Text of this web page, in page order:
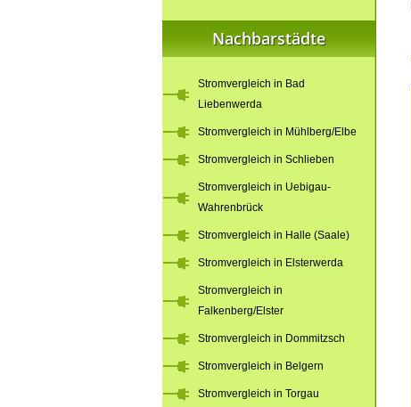
Nachbarstädte
Stromvergleich in Bad
Liebenwerda
Stromvergleich in Mühlberg/Elbe
Stromvergleich in Schlieben
Stromvergleich in Uebigau-
Wahrenbrück
Stromvergleich in Halle (Saale)
Stromvergleich in Elsterwerda
Stromvergleich in
Falkenberg/Elster
Stromvergleich in Dommitzsch
Stromvergleich in Belgern
Stromvergleich in Torgau